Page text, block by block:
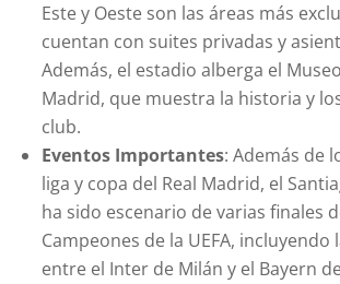
Este y Oeste son las áreas más
cuentan con suites privadas y
Además, el estadio alberga el
Madrid, que muestra la historia y
club.
Eventos Importantes: Además de
liga y copa del Real Madrid, el
ha sido escenario de varias finales
Campeones de la UEFA, incluyendo
entre el Inter de Milán y el Bayern